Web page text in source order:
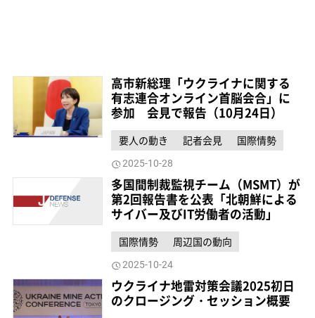
高市新総理「ウクライナに関する
有志連合オンライン首脳会合」に
参加 会見で報告（10月24日）
要人の動き 記者会見 国際情勢
2025-10-28
多国間制裁監視チーム（MSMT）が
第2回報告書を公表「北朝鮮による
サイバー及びIT労働者の活動」
国際情勢 周辺国の動向
2025-10-24
ウクライナ地雷対策会議2025初日
のクロージング・セッション概要